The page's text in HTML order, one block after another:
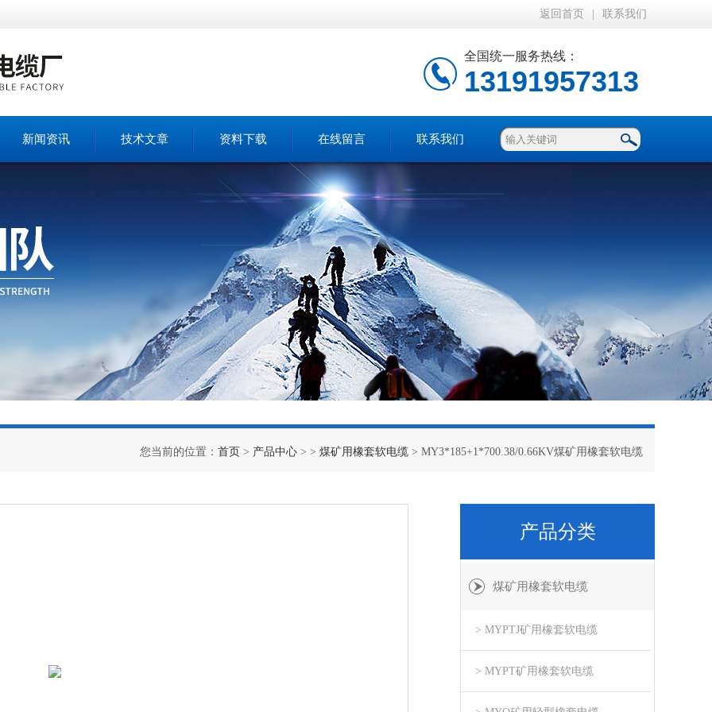
返回首页 联系我们
全国统一服务热线：
13191957313
新闻资讯 技术文章 资料下载 在线留言 联系我们
您当前的位置： 首页 > 产品中心 > > 煤矿用橡套软电缆 > MY3*185+1*700.38/0.66KV煤矿用橡套软电缆
产品分类
煤矿用橡套软电缆
> MYPTJ矿用橡套软电缆
> MYPT矿用橡套软电缆